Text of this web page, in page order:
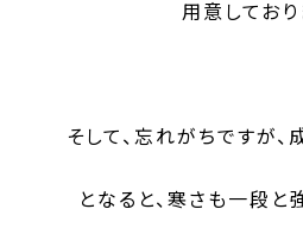
用意しており
そして、忘れがちですが、
となると、寒さも一段と